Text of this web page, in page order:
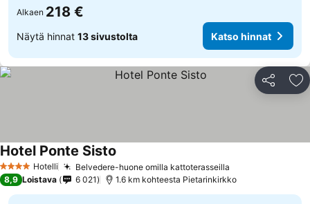
Alkaen 218 €
Näytä hinnat 13 sivustolta Katso hinnat
Jaa
4 Tähtiluokitus
Hotelli Belvedere-huone omilla kattoterasseilla
Hotel Ponte Sisto
8,9 Loistava 6 021 1.6 km kohteesta Pietarinkirkko